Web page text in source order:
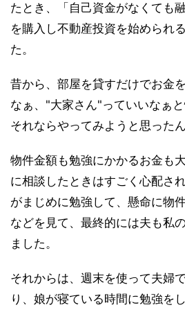
たとき、「自己資金がなくても
を購入し不動産投資を始められ
た。
昔から、部屋を貸すだけでお金
なぁ、"大家さん"っていいなぁと
それならやってみようと思ったん
物件金額も勉強にかかるお金も
に相談したときはすごく心配さ
がまじめに勉強して、懸命に物
などを見て、最終的には夫も私
ました。
それからは、週末を使って夫婦
り、娘が寝ている時間に勉強を